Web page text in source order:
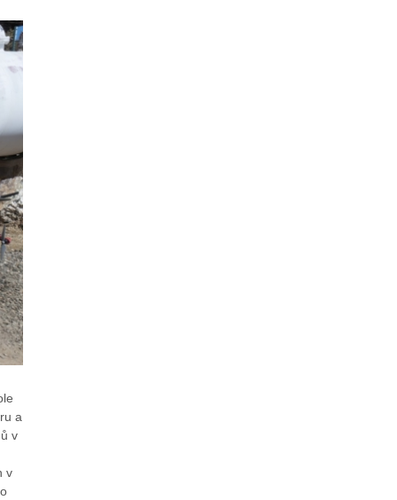
a
v
v